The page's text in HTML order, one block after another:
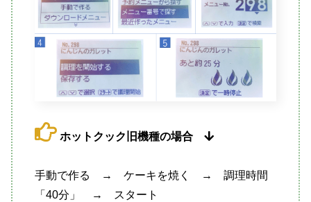
ホットクック旧機種の場合
手動で作る → ケーキを焼く → 調理時間
「40分」 → スタート